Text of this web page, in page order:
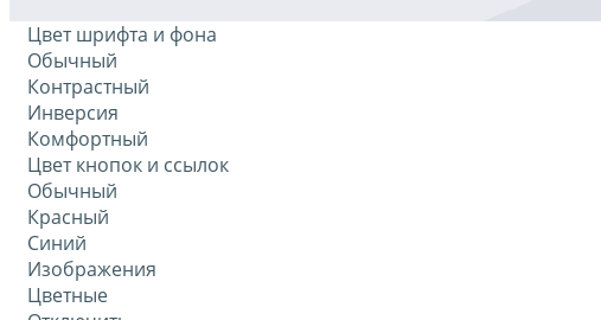
Цвет шрифта и фона
Обычный
Контрастный
Инверсия
Комфортный
Цвет кнопок и ссылок
Обычный
Красный
Синий
Изображения
Цветные